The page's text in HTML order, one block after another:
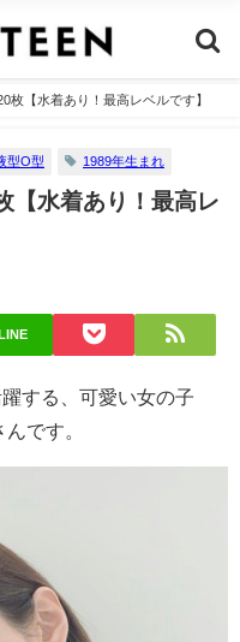
枚【水着あり！最高レベルです】
型O型 1989年生まれ
【水着あり！最高レ
する、可愛い女の子
です。